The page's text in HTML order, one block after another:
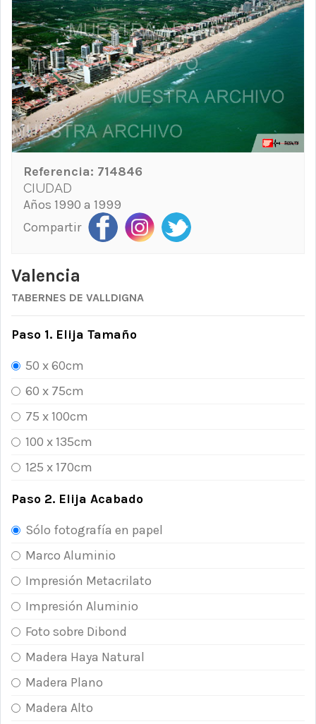
Referencia: 714846
CIUDAD
Años 1990 a 1999
Compartir
Valencia
TABERNES DE VALLDIGNA
Paso 1. Elija Tamaño
50 x 60cm
60 x 75cm
75 x 100cm
100 x 135cm
125 x 170cm
Paso 2. Elija Acabado
Sólo fotografía en papel
Marco Aluminio
Impresión Metacrilato
Impresión Aluminio
Foto sobre Dibond
Madera Haya Natural
Madera Plano
Madera Alto